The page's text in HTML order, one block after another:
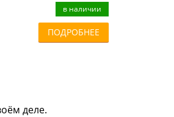
в наличии
ПОДРОБНЕЕ
деле.